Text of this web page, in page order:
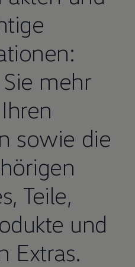
mehr
sowie die
Teile,
und
Extras.